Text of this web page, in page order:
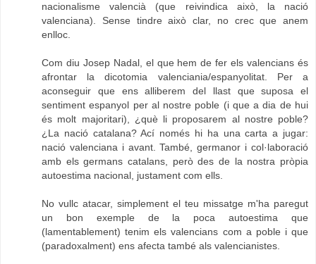
nacionalisme valencià (que reivindica això, la nació
valenciana). Sense tindre això clar, no crec que anem
enlloc.
Com diu Josep Nadal, el que hem de fer els valencians és
afrontar la dicotomia valenciania/espanyolitat. Per a
aconseguir que ens alliberem del llast que suposa el
sentiment espanyol per al nostre poble (i que a dia de hui
és molt majoritari), ¿què li proposarem al nostre poble?
¿La nació catalana? Ací només hi ha una carta a jugar:
nació valenciana i avant. També, germanor i col·laboració
amb els germans catalans, però des de la nostra pròpia
autoestima nacional, justament com ells.
No vullc atacar, simplement el teu missatge m'ha paregut
un bon exemple de la poca autoestima que
(lamentablement) tenim els valencians com a poble i que
(paradoxalment) ens afecta també als valencianistes.